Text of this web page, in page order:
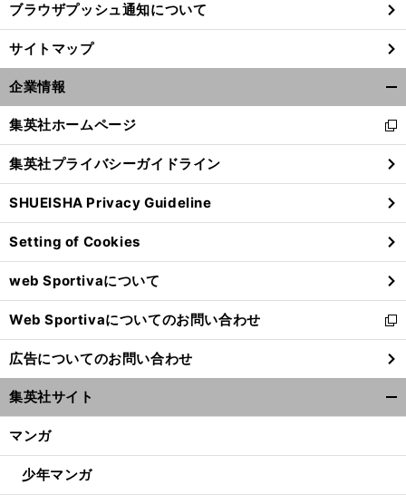
ブラウザプッシュ通知について
サイトマップ
企業情報
閉
る
集英社ホームページ
新
し
い
ウ
ィ
ン
ド
ウ
で
開
く
集英社プライバシーガイドライン
SHUEISHA Privacy Guideline
Setting of Cookies
web Sportivaについて
Web Sportivaについてのお問い合わせ
新
し
い
ウ
ィ
ン
ウ
開
広告についてのお問い合わせ
集英社サイト
マンガ
少年マンガ